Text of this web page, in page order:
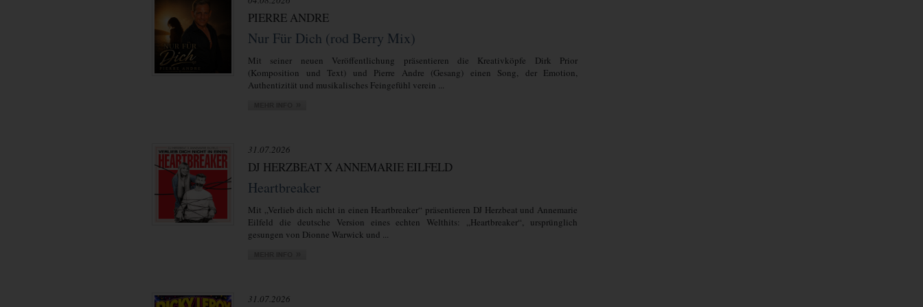
PIERRE ANDRE
Nur Für Dich (rod Berry Mix)
Mit seiner neuen Veröffentlichung präsentieren die Kreativköpfe Dirk Prior
(Komposition und Text) und Pierre Andre (Gesang) einen Song, der Emotion,
Authentizität und musikalisches Feingefühl verein ...
31.07.2026
DJ HERZBEAT X ANNEMARIE EILFELD
Heartbreaker
Mit „Verlieb dich nicht in einen Heartbreaker“ präsentieren DJ Herzbeat und Annemarie
Eilfeld die deutsche Version eines echten Welthits: „Heartbreaker“, ursprünglich
gesungen von Dionne Warwick und ...
31.07.2026